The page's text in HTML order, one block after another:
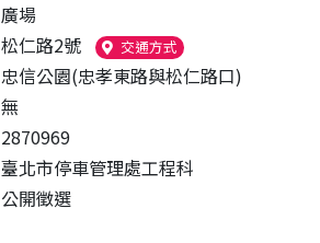
廣場
松仁路2號 交通方式（另開新視窗）
忠信公園(忠孝東路與松仁路口)
無
2870969
臺北市停車管理處工程科
公開徵選